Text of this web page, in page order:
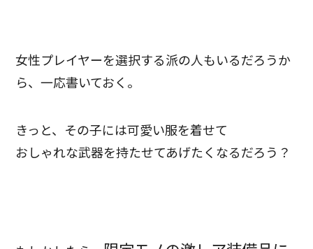
女性プレイヤーを選択する派の人もいるだろうか
ら、一応書いておく。
きっと、その子には可愛い服を着せて
おしゃれな武器を持たせてあげたくなるだろう？